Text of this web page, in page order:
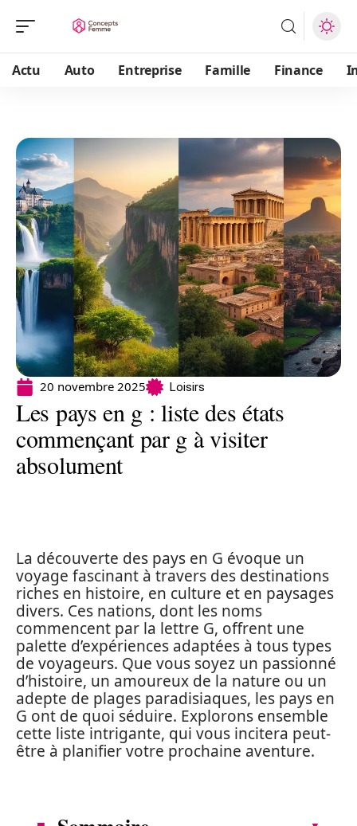
Actu Auto Entreprise Famille Finance
20 novembre 2025 Loisirs
Les pays en g : liste des états
commençant par g à visiter
absolument
La découverte des pays en G évoque un
voyage fascinant à travers des destinations
riches en histoire, en culture et en paysages
divers. Ces nations, dont les noms
commencent par la lettre G, offrent une
palette d’expériences adaptées à tous types
de voyageurs. Que vous soyez un passionné
d’histoire, un amoureux de la nature ou un
adepte de plages paradisiaques, les pays en
G ont de quoi séduire. Explorons ensemble
cette liste intrigante, qui vous incitera peut-
être à planifier votre prochaine aventure.